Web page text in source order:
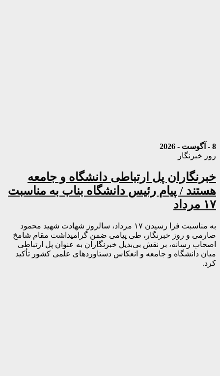
8 - آگوست - 2026
روز خبرنگار
خبرنگاران پل ارتباطی دانشگاه و جامعه
هستند / پیام رئیس دانشگاه بناب به مناسبت
۱۷ مرداد
به مناسبت فرا رسیدن ۱۷ مرداد، سالروز شهادت شهید محمود
صارمی و روز خبرنگار، طی پیامی ضمن گرامیداشت مقام شامخ
اصحاب رسانه، بر نقش بی‌بدیل خبرنگاران به عنوان پل ارتباطی
میان دانشگاه و جامعه و انعکاس دستاوردهای علمی کشور تأکید
کرد.